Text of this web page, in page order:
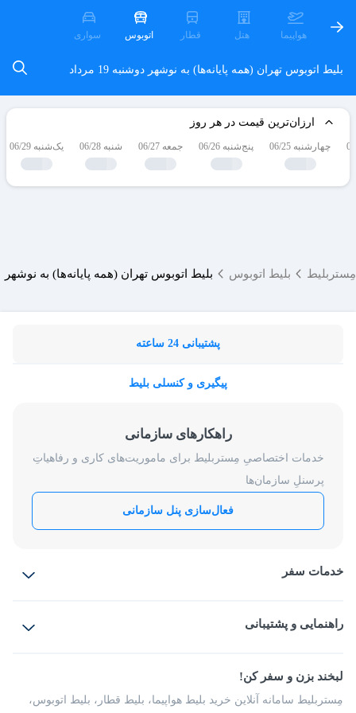
هواپیما هتل قطار اتوبوس سواری
بلیط اتوبوس تهران (همه پایانه‌ها) به نوشهر دوشنبه 19 مرداد
ارزان‌ترین قیمت در هر روز
چهارشنبه 06/25 پنج‌شنبه 06/26 جمعه 06/27 شنبه 06/28 یک‌شنبه 06/29
مِستربلیط بلیط اتوبوس بلیط اتوبوس تهران (همه پایانه‌ها) به نوشهر
پشتیبانی 24 ساعته
پیگیری و کنسلی بلیط
راهکارهای سازمانی
خدمات اختصاصیِ مِستربلیط برای ماموریت‌های کاری و رفاهیاتِ
پرسنلِ سازمان‌ها
فعال‌سازی پنل سازمانی
خدمات سفر
بلیط قطار
راهنمایی و پشتیبانی
شرایط و مقررات
راهکار سازمانی
فرصت‌های شغلی
لبخند بزن و سفر کن!
مِستربلیط سامانه آنلاین خرید بلیط هواپیما، بلیط قطار، بلیط اتوبوس،